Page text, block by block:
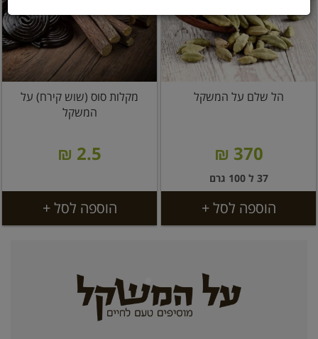
הל שלם על המשקל
370 ₪
37 ל 100 גרם
הוספה לסל +
מקלות סוס (שוש קירח) על
המשקל
2.5 ₪
הוספה לסל +